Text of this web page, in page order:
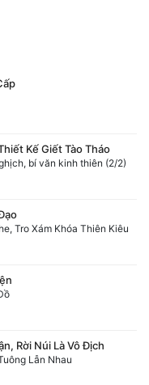
Kế Giết Tào Tháo
bí văn kinh thiên (2/2)
Tro Xám Khóa Thiên Kiêu
Rời Núi Là Vô Địch
Lẫn Nhau